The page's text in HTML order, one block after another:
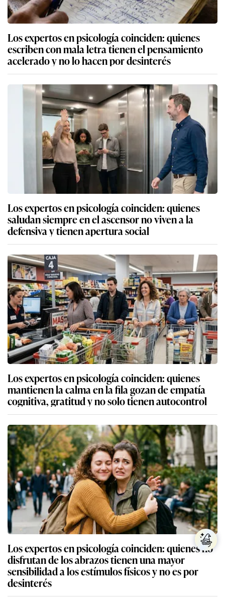
Los expertos en psicología coinciden: quienes
escriben con mala letra tienen el pensamiento
acelerado y no lo hacen por desinterés
Los expertos en psicología coinciden: quienes
saludan siempre en el ascensor no viven a la
defensiva y tienen apertura social
Los expertos en psicología coinciden: quienes
mantienen la calma en la fila gozan de empatía
cognitiva, gratitud y no solo tienen autocontrol
Los expertos en psicología coinciden: quienes no
disfrutan de los abrazos tienen una mayor
sensibilidad a los estímulos físicos y no es por
desinterés